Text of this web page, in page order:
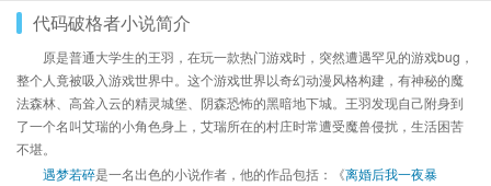
代码破格者小说简介
原是普通大学生的王羽，在玩一款热门游戏时，突然遭遇罕见的游戏bug，
整个人竟被吸入游戏世界中。这个游戏世界以奇幻动漫风格构建，有神秘的魔
法森林、高耸入云的精灵城堡、阴森恐怖的黑暗地下城。王羽发现自己附身到
了一个名叫艾瑞的小角色身上，艾瑞所在的村庄时常遭受魔兽侵扰，生活困苦
不堪。
遇梦若碎是一名出色的小说作者，他的作品包括：《离婚后我一夜暴